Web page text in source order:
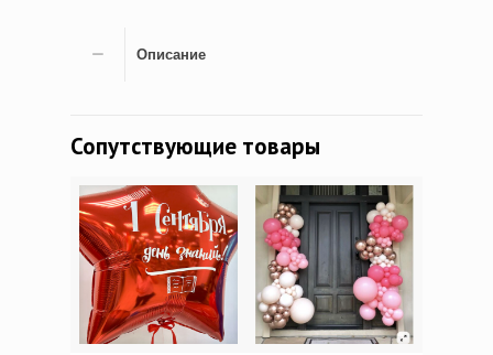
Описание
Сопутствующие товары